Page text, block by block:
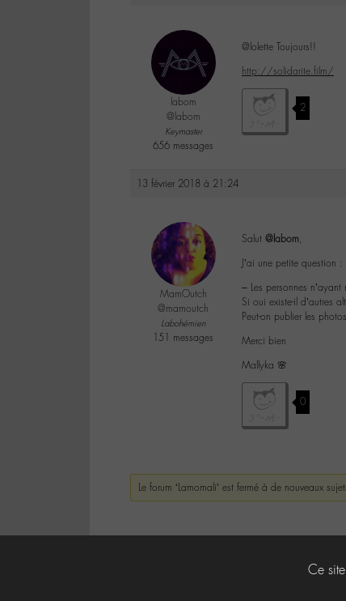
labom
@labom
Keymaster
656 messages
@lolette Toujours!!
http://solidarite.film/
2
13 février 2018 à 21:24
MamOutch
@mamoutch
Labohémien
151 messages
Salut @labom,
J’ai une petite question :
– Les personnes
Si oui existe-il d’autres
Peut-on publier les
Merci bien
Mallyka 🌸
0
Le forum ‘Lamomali’ est fermé à de nouveaux
Ce